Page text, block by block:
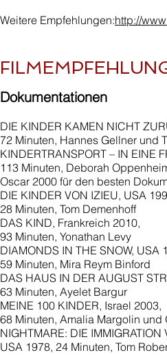
Weitere Empfehlungen:http://
Dokumentationen
DIE KINDER KAMEN NICHT
72 Minuten, Hannes Gellner und
KINDERTRANSPORT – IN EINE
113 Minuten, Deborah
Oscar 2000 für den besten
DIE KINDER VON IZIEU, USA
28 Minuten, Tom Demenhoff
DAS KIND, Frankreich 2010,
93 Minuten, Yonathan Levy
DIAMONDS IN THE SNOW, USA
59 Minuten, Mira Reym Binford
DAS HAUS IN DER AUGUST
63 Minuten, Ayelet Bargur
MEINE 100 KINDER, Israel 2003,
68 Minuten, Amalia Margolin und
NIGHTMARE: DIE
USA 1978, 24 Minuten, Tom